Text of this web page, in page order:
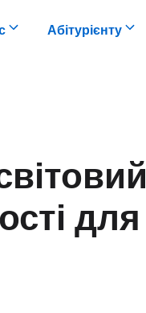
Абітурієнту
для